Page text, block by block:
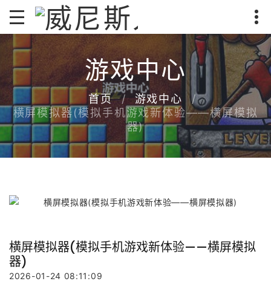
游戏中心
首页
游戏中心
横屏模拟器(模拟手机游戏新体验——横屏模拟
器)
横屏模拟器(模拟手机游戏新体验——横屏模拟
器)
2026-01-24 08:11:09